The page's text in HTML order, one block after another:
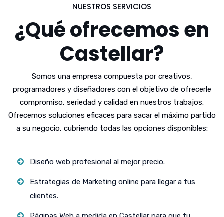
NUESTROS SERVICIOS
¿Qué ofrecemos en
Castellar?
Somos una empresa compuesta por creativos,
programadores y diseñadores con el objetivo de ofrecerle
compromiso, seriedad y calidad en nuestros trabajos.
Ofrecemos soluciones eficaces para sacar el máximo partido
a su negocio, cubriendo todas las opciones disponibles:
Diseño web profesional al mejor precio.
Estrategias de Marketing online para llegar a tus
clientes.